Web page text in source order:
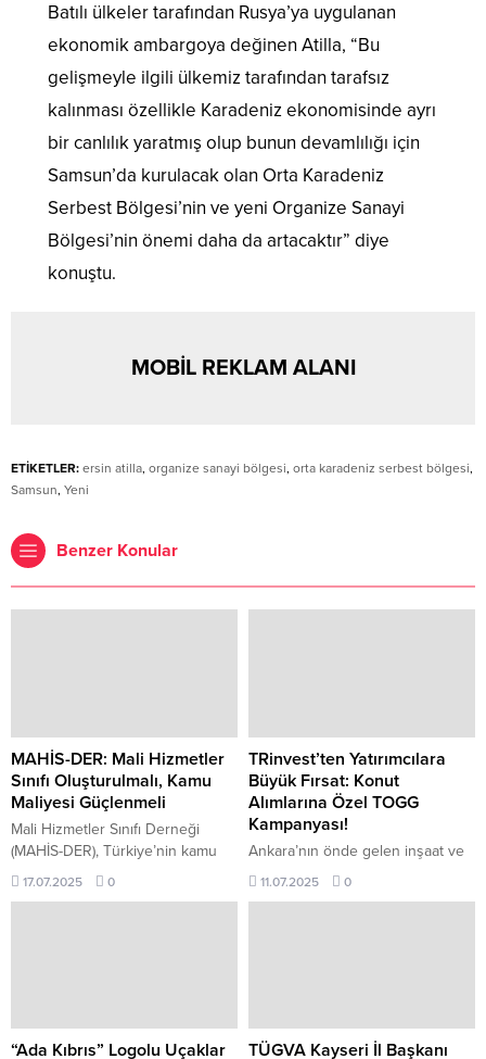
Batılı ülkeler tarafından Rusya’ya uygulanan
ekonomik ambargoya değinen Atilla, “Bu
gelişmeyle ilgili ülkemiz tarafından tarafsız
kalınması özellikle Karadeniz ekonomisinde ayrı
bir canlılık yaratmış olup bunun devamlılığı için
Samsun’da kurulacak olan Orta Karadeniz
Serbest Bölgesi’nin ve yeni Organize Sanayi
Bölgesi’nin önemi daha da artacaktır” diye
konuştu.
MOBİL REKLAM ALANI
ETİKETLER: ersin atilla, organize sanayi bölgesi, orta karadeniz serbest bölgesi,
Samsun, Yeni
Benzer Konular
MAHİS-DER: Mali Hizmetler
Sınıfı Oluşturulmalı, Kamu
Maliyesi Güçlenmeli
Mali Hizmetler Sınıfı Derneği
(MAHİS-DER), Türkiye’nin kamu
mali yönetim sistemini
sektöründe unvan ayrımı
gözetmeksizin tüm çalışanları
17.07.2025 0
TRinvest’ten Yatırımcılara
Büyük Fırsat: Konut
Alımlarına Özel TOGG
Kampanyası!
Ankara’nın önde gelen inşaat ve
yatırım markalarından biri olan
TRinvest, şimdi yatırımcılarını özel
bir kampanya ile buluşturuyor.
11.07.2025 0
“Ada Kıbrıs” Logolu Uçaklar
TÜGVA Kayseri İl Başkanı